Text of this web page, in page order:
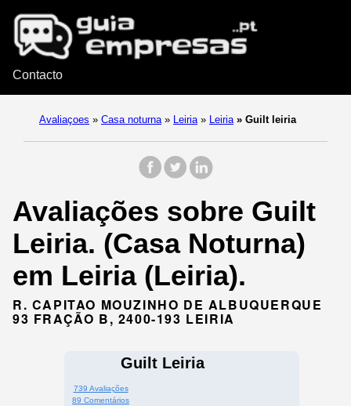
Contacto
Avaliaçoes » Casa noturna » Leiria » Leiria » Guilt leiria
Avaliações sobre Guilt
Leiria. (Casa Noturna)
em Leiria (Leiria).
R. CAPITAO MOUZINHO DE ALBUQUERQUE
93 FRAÇÃO B, 2400-193 LEIRIA
Guilt Leiria
739 Avaliações
89 Comentários